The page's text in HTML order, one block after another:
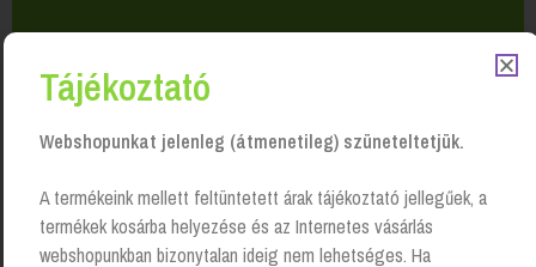
Tájékoztató
Webshopunkat jelenleg (átmenetileg) szüneteltetjük.
A termékeink mellett feltüntetett árak tájékoztató jellegűek, a
termékek kosárba helyezése és az Internetes vásárlás
webshopunkban bizonytalan ideig nem lehetséges. Ha